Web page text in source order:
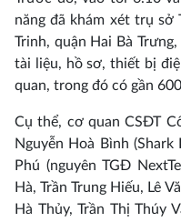
năng đã khám xét trụ sở
Trinh, quận Hai Bà
tài liệu, hồ sơ, thiết bị
quan, trong đó có gần
Cụ thể, cơ quan CSĐT
Nguyễn Hoà Bình
Phú (nguyên TGĐ
Hà, Trần Trung Hiếu, Lê
Hà Thủy, Trần Thị Thúy